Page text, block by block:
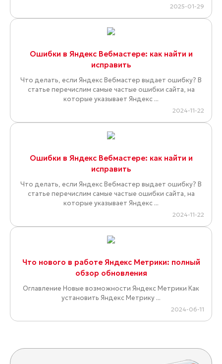
2025-01-29
Ошибки в Яндекс Вебмастере: как найти и
исправить
Что делать, если Яндекс Вебмастер выдает ошибку? В
статье перечислим самые частые ошибки сайта, на
которые указывает Яндекс ...
2024-11-22
Ошибки в Яндекс Вебмастере: как найти и
исправить
Что делать, если Яндекс Вебмастер выдает ошибку? В
статье перечислим самые частые ошибки сайта, на
которые указывает Яндекс ...
2024-11-22
Что нового в работе Яндекс Метрики: полный
обзор обновления
Оглавление Новые возможности Яндекс Метрики Как
установить Яндекс Метрику ...
2024-06-11